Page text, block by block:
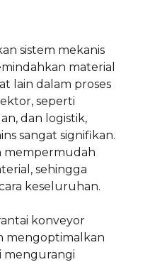
sistem mekanis
material
lain dalam proses
seperti
dan logistik,
sangat signifikan.
mempermudah
sehingga
keseluruhan.
konveyor
mengoptimalkan
mengurangi